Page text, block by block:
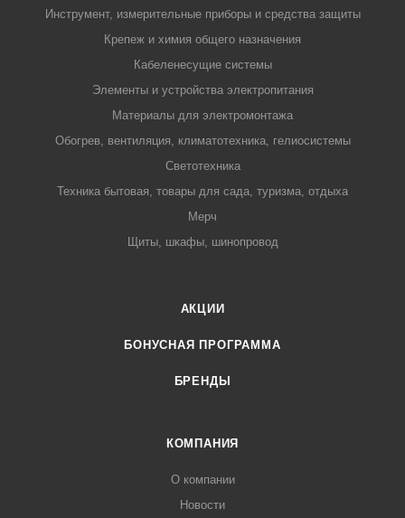
Инструмент, измерительные приборы и средства защиты
Крепеж и химия общего назначения
Кабеленесущие системы
Элементы и устройства электропитания
Материалы для электромонтажа
Обогрев, вентиляция, климатотехника, гелиосистемы
Светотехника
Техника бытовая, товары для сада, туризма, отдыха
Мерч
Щиты, шкафы, шинопровод
АКЦИИ
БОНУСНАЯ ПРОГРАММА
БРЕНДЫ
КОМПАНИЯ
О компании
Новости